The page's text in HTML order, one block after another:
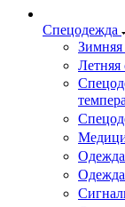
Спецодежда
Зимняя
Летняя
Одежда